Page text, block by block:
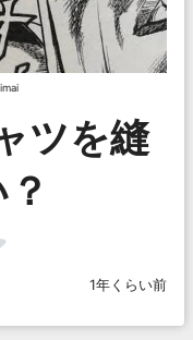
ツを縫
1年くらい前